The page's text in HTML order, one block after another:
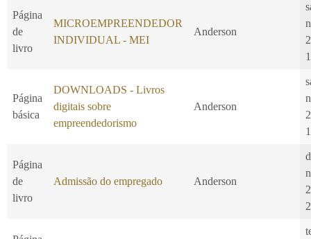
Página
de
livro
MICROEMPREENDEDOR
INDIVIDUAL - MEI
Anderson
Página
básica
DOWNLOADS - Livros
digitais sobre
empreendedorismo
Anderson
Página
de
livro
Admissão do empregado Anderson